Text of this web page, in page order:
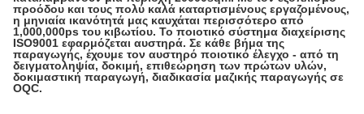
προόδου και τους πολύ καλά καταρτισμένους εργαζομένους,
η μηνιαία ικανότητά μας καυχάται περισσότερο από
1,000,000ps του κιβωτίου. Το ποιοτικό σύστημα διαχείρισης
ISO9001 εφαρμόζεται αυστηρά. Σε κάθε βήμα της
παραγωγής, έχουμε τον αυστηρό ποιοτικό έλεγχο - από τη
δειγματοληψία, δοκιμή, επιθεώρηση των πρώτων υλών,
δοκιμαστική παραγωγή, διαδικασία μαζικής παραγωγής σε
OQC.